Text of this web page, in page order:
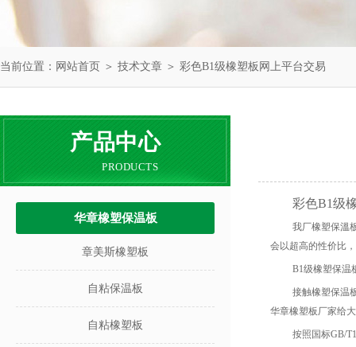
当前位置： 网站首页 ＞ 技术文章 ＞ 彩色B1级橡塑板网上平台交易
产品中心
PRODUCTS
华章橡塑保温板
章美斯橡塑板
自粘保温板
自粘橡塑板
彩色B1级
我厂橡塑保溫
会以超高的性价比
B1级橡塑保温
接触橡塑保温
华章橡塑板厂家给
按照国标GB/